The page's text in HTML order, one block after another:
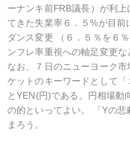
ーナンキ前FRB議長）が利
てきた失業率６．５%が目前
ダンス変更 （６．５％を６
ンフレ率重視への軸足変更な
なお、７日のニューヨーク
ケットのキーワードとして
とYEN(円)である。円相場動
の的といってよい。 「Yの
まろう。